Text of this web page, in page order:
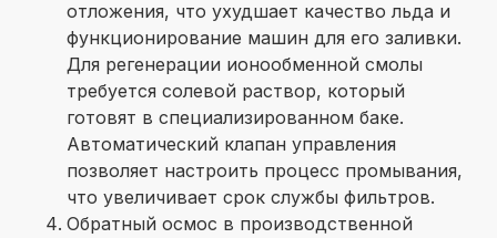
отложения, что ухудшает качество льда и
функционирование машин для его заливки.
Для регенерации ионообменной смолы
требуется солевой раствор, который
готовят в специализированном баке.
Автоматический клапан управления
позволяет настроить процесс промывания,
что увеличивает срок службы фильтров.
Обратный осмос в производственной